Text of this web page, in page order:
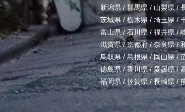
新潟県 / 群馬県 / 山梨県/
茨城県 / 栃木県 / 埼玉県/
富山県/ 石川県 / 福井県/
滋賀県/京都府/奈良県/
鳥取県/島根県/岡山県/
徳島県/香川県/愛媛県/
福岡県/佐賀県/長崎県 /